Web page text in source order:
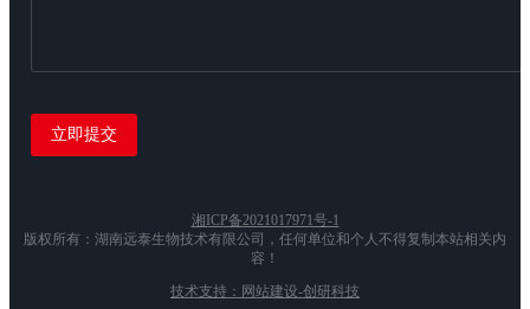
湘ICP备2021017971号-1
版权所有：湖南远泰生物技术有限公司，任何单位和个人不得复制本站相关内
容！
技术支持：网站建设-创研科技